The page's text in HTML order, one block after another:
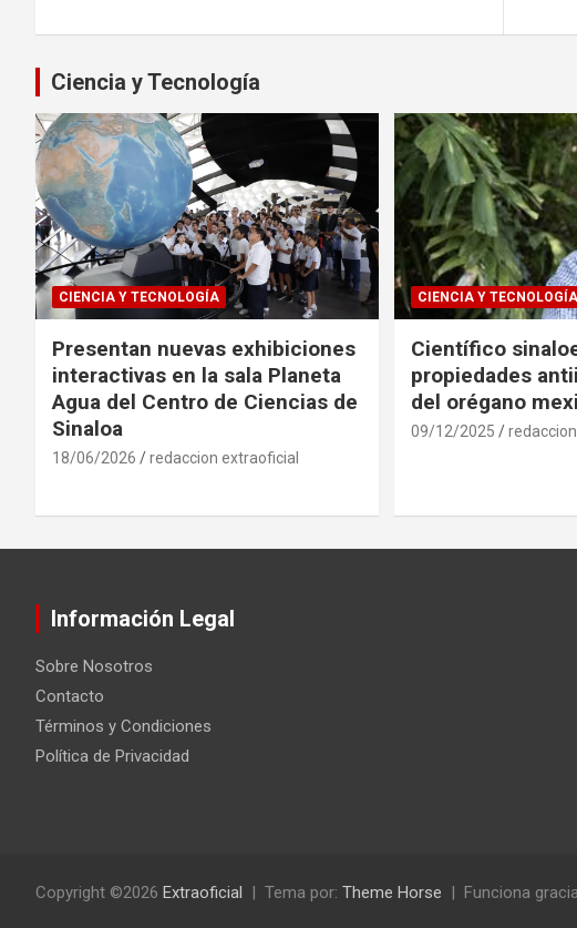
Ciencia y Tecnología
CIENCIA Y TECNOLOGÍA
Presentan nuevas exhibiciones
interactivas en la sala Planeta
Agua del Centro de Ciencias de
Sinaloa
18/06/2026 redaccion extraoficial
CIENCIA Y TECNOLOGÍA
Científico
propiedades
del orégano
09/12/2025
Información Legal
Sobre Nosotros
Contacto
Términos y Condiciones
Política de Privacidad
Copyright ©2026 Extraoficial Tema por: Theme Horse Funciona